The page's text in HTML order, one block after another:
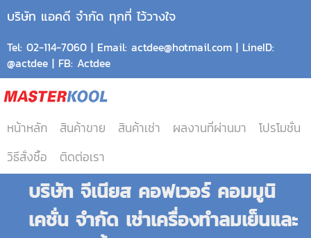
บริษัท แอคดี จำกัด ทุกที่ ไว้วางใจ
Tel: 02-114-7060 | Email: actdee@hotmail.com | LineID:
@actdee | FB: Actdee
หน้าหลัก สินค้าขาย สินค้าเช่า ผลงานที่ผ่านมา
โปรโมชั่น
วิธีสั่งซื้อ
ติดต่อเรา
บริษัท จีเนียส คอฟเวอร์ คอมมูนิ
เคชั่น จำกัด เช่าเครื่องทำลมเย็นและ